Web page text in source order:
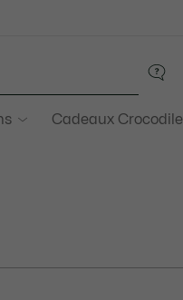
modèles.
Cadeaux Crocodile